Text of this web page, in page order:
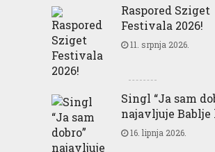
Raspored Sziget
Festivala 2026!
11. srpnja 2026.
Singl “Ja sam
najavljuje Bablje
16. lipnja 2026.